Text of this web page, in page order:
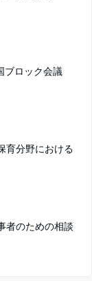
ブロック会議
育分野における
者のための相談